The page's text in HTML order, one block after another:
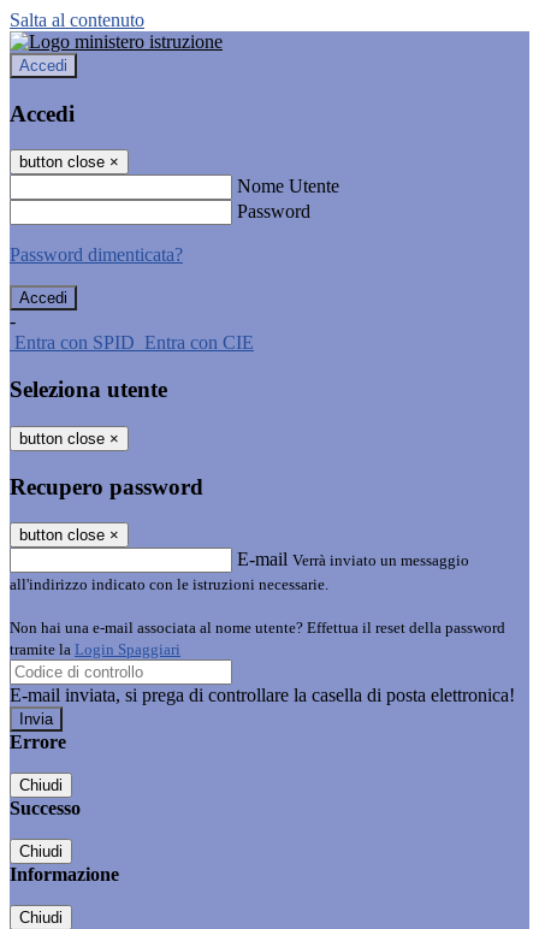
Salta al contenuto
Accedi
Accedi
button close ×
Nome Utente
Password
Password dimenticata?
-
Entra con SPID Entra con CIE
Seleziona utente
button close ×
Recupero password
button close ×
E-mail Verrà inviato un messaggio
all'indirizzo indicato con le istruzioni necessarie.
Non hai una e-mail associata al nome utente? Effettua il reset della password
tramite la Login Spaggiari
E-mail inviata, si prega di controllare la casella di posta elettronica!
Errore
Chiudi
Successo
Chiudi
Informazione
Chiudi